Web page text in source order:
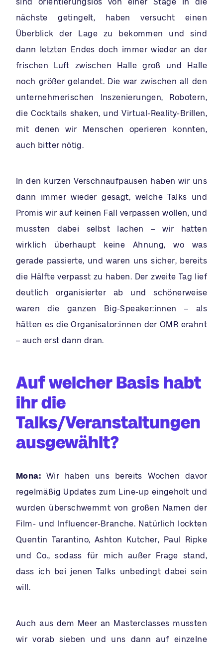
nächste getingelt, haben versucht einen
Überblick der Lage zu bekommen und sind
dann letzten Endes doch immer wieder an der
frischen Luft zwischen Halle groß und Halle
noch größer gelandet. Die war zwischen all den
unternehmerischen Inszenierungen, Robotern,
die Cocktails shaken, und Virtual-Reality-Brillen,
mit denen wir Menschen operieren konnten,
auch bitter nötig.
In den kurzen Verschnaufpausen haben wir uns
dann immer wieder gesagt, welche Talks und
Promis wir auf keinen Fall verpassen wollen, und
mussten dabei selbst lachen – wir hatten
wirklich überhaupt keine Ahnung, wo was
gerade passierte, und waren uns sicher, bereits
die Hälfte verpasst zu haben. Der zweite Tag lief
deutlich organisierter ab und schönerweise
waren die ganzen Big-Speaker:innen – als
hätten es die Organisator:innen der OMR erahnt
– auch erst dann dran.
Auf welcher Basis habt
ihr die
Talks/Veranstaltungen
ausgewählt?
Mona: Wir haben uns bereits Wochen davor
regelmäßig Updates zum Line-up eingeholt und
wurden überschwemmt von großen Namen der
Film- und Influencer-Branche. Natürlich lockten
Quentin Tarantino, Ashton Kutcher, Paul Ripke
und Co., sodass für mich außer Frage stand,
dass ich bei jenen Talks unbedingt dabei sein
will.
Auch aus dem Meer an Masterclasses mussten
wir vorab sieben und uns dann auf einzelne